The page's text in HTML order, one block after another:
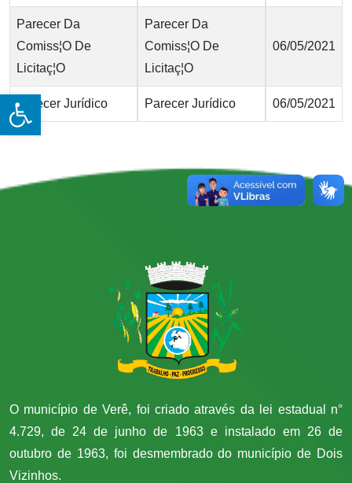
Open toolbar
Parecer Da
Comiss¦O De
Licitaç¦O
Parecer Da
Comiss¦O De
Licitaç¦O
06/05/2021
Parecer Jurídico Parecer Jurídico 06/05/2021
O município de Verê, foi criado através da lei estadual n°
4.729, de 24 de junho de 1963 e instalado em 26 de
outubro de 1963, foi desmembrado do município de Dois
Vizinhos.